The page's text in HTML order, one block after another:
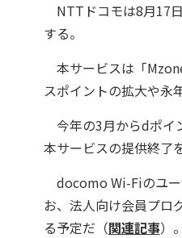
NTTドコモは8月17
する。
本サービスは「
スポイントの拡大や永
今年の3月からdポイ
本サービスの提供終了
docomo Wi-Fiのユー
お、法人向け会員プロ
る予定だ（関連記事）。